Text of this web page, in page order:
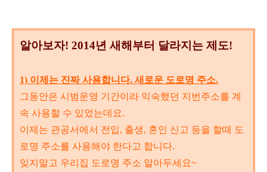
알아보자! 2014년 새해부터 달라지는 제도!
1) 이제는 진짜 사용합니다. 새로운 도로명 주소.
그동안은 시범운영 기간이라 익숙했던 지번주소를 계
속 사용할 수 있었는데요.
이제는 관공서에서 전입, 출생, 혼인 신고 등을 할때 도
로명 주소를 사용해야 한다고 합니다.
잊지말고 우리집 도로명 주소 알아두세요~